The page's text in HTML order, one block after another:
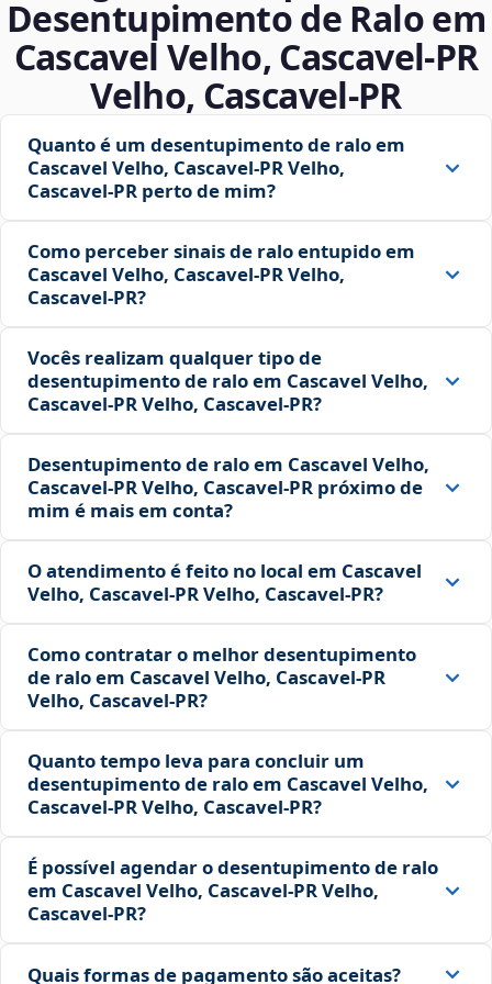
Desentupimento de Ralo em
Cascavel Velho, Cascavel‑PR
Velho, Cascavel‑PR
Quanto é um desentupimento de ralo em
Cascavel Velho, Cascavel‑PR Velho,
Cascavel‑PR perto de mim?
Como perceber sinais de ralo entupido em
Cascavel Velho, Cascavel‑PR Velho,
Cascavel‑PR?
Vocês realizam qualquer tipo de
desentupimento de ralo em Cascavel Velho,
Cascavel‑PR Velho, Cascavel‑PR?
Desentupimento de ralo em Cascavel Velho,
Cascavel‑PR Velho, Cascavel‑PR próximo de
mim é mais em conta?
O atendimento é feito no local em Cascavel
Velho, Cascavel‑PR Velho, Cascavel‑PR?
Como contratar o melhor desentupimento
de ralo em Cascavel Velho, Cascavel‑PR
Velho, Cascavel‑PR?
Quanto tempo leva para concluir um
desentupimento de ralo em Cascavel Velho,
Cascavel‑PR Velho, Cascavel‑PR?
É possível agendar o desentupimento de ralo
em Cascavel Velho, Cascavel‑PR Velho,
Cascavel‑PR?
Quais formas de pagamento são aceitas?